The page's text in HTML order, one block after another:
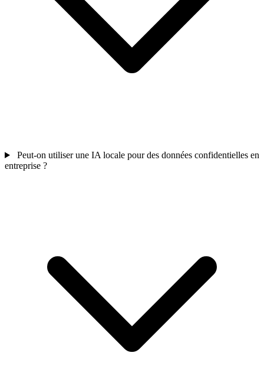
Peut-on utiliser une IA locale pour des données confidentielles en
entreprise ?